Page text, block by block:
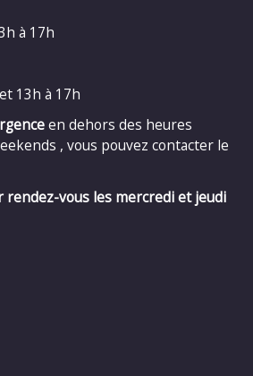
à 17h
13h à 17h
en dehors des heures
, vous pouvez contacter le
rendez-vous les mercredi et jeudi